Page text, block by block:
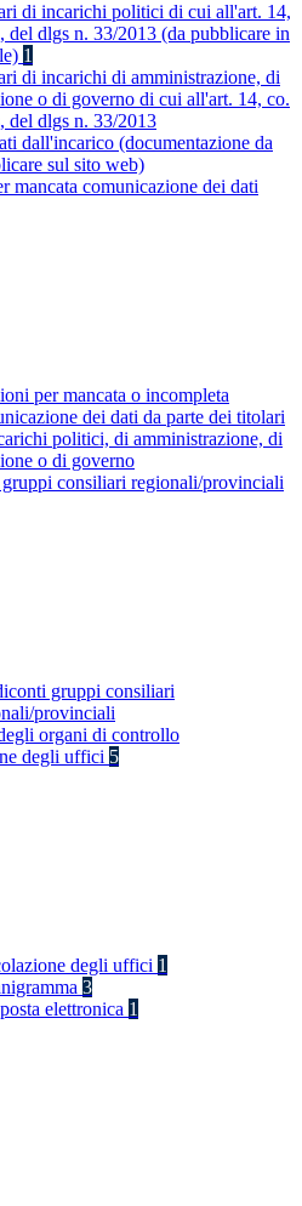
di incarichi politici di cui all'art. 14,
del dlgs n. 33/2013 (da pubblicare in
1
di incarichi di amministrazione, di
o di governo di cui all'art. 14, co.
del dlgs n. 33/2013
dall'incarico (documentazione da
sul sito web)
mancata comunicazione dei dati
per mancata o incompleta
dei dati da parte dei titolari
politici, di amministrazione, di
o di governo
consiliari regionali/provinciali
gruppi consiliari
provinciali
organi di controllo
degli uffici 5
degli uffici 1
3
elettronica 1